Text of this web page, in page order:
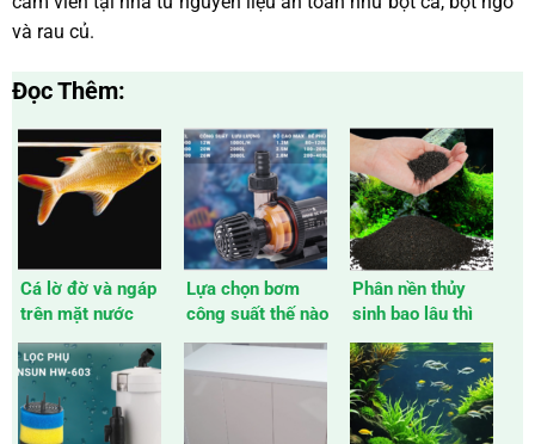
và rau củ.
Đọc Thêm:
Cá lờ đờ và ngáp
trên mặt nước
Lựa chọn bơm
công suất thế nào
cho phù hợp với
bể cá
Phân nền thủy
sinh bao lâu thì
hết dinh dưỡng